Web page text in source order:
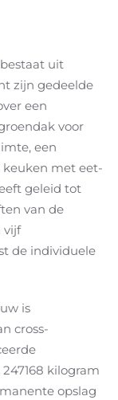
uit
zijn gedeelde
een
voor
een
met eet-
geleid tot
van de
vijf
de individuele
is
cross-
kilogram
opslag